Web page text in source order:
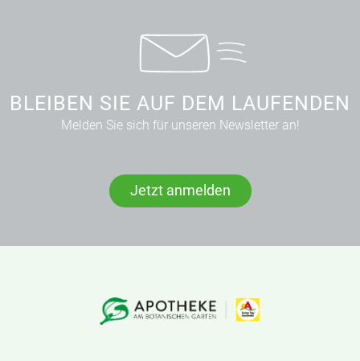
BLEIBEN SIE AUF DEM LAUFENDEN
Melden Sie sich für unseren Newsletter an!
Jetzt anmelden